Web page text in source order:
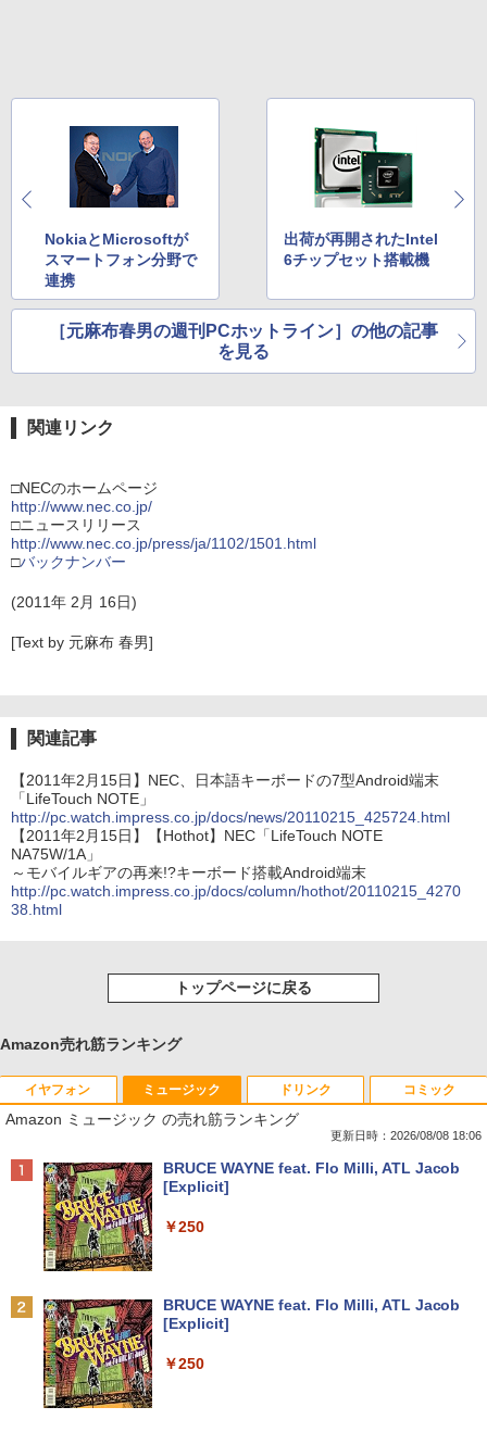
NokiaとMicrosoftが
スマートフォン分野で
連携
出荷が再開されたIntel
6チップセット搭載機
［元麻布春男の週刊PCホットライン］の他の記事
を見る
関連リンク
□NECのホームページ
http://www.nec.co.jp/
□ニュースリリース
http://www.nec.co.jp/press/ja/1102/1501.html
□バックナンバー
(2011年 2月 16日)
[Text by 元麻布 春男]
関連記事
【2011年2月15日】NEC、日本語キーボードの7型Android端末
「LifeTouch NOTE」
http://pc.watch.impress.co.jp/docs/news/20110215_425724.html
【2011年2月15日】【Hothot】NEC「LifeTouch NOTE
NA75W/1A」
～モバイルギアの再来!?キーボード搭載Android端末
http://pc.watch.impress.co.jp/docs/column/hothot/20110215_4270
38.html
トップページに戻る
Amazon売れ筋ランキング
イヤフォン
Anker Soundcore P40i オフホワイト
Anker Soundcore P31i ブラック
ミュージック
Amazon ミュージック の売れ筋ランキング
更新日時：2026/08/08 18:06
BRUCE WAYNE feat. Flo Milli, ATL Jacob
[Explicit]
￥250
BRUCE WAYNE feat. Flo Milli, ATL Jacob
[Explicit]
￥250
ドリンク コミック